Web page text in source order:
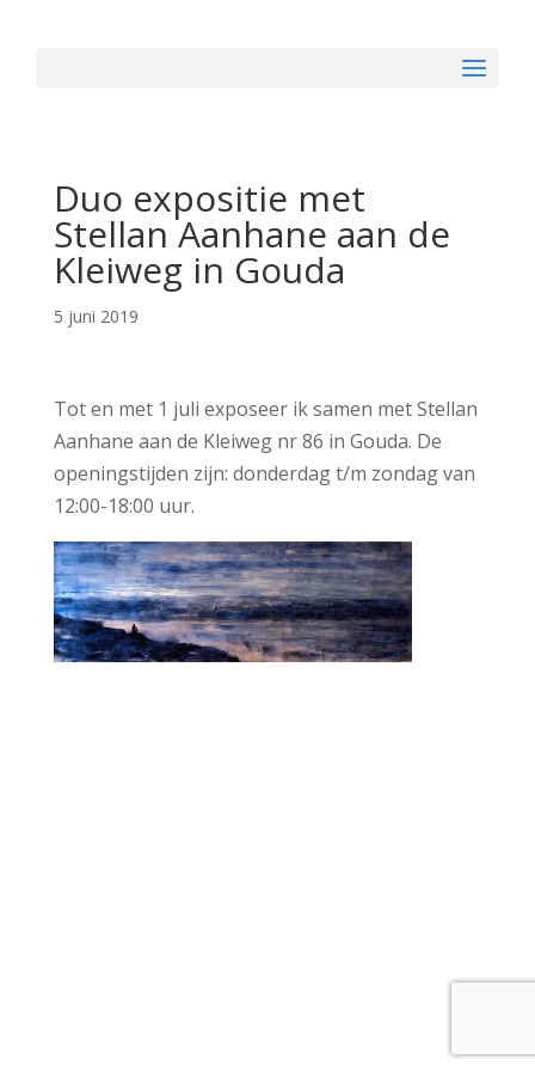
Duo expositie met
Stellan Aanhane aan de
Kleiweg in Gouda
5 juni 2019
Tot en met 1 juli exposeer ik samen met Stellan
Aanhane aan de Kleiweg nr 86 in Gouda. De
openingstijden zijn: donderdag t/m zondag van
12:00-18:00 uur.